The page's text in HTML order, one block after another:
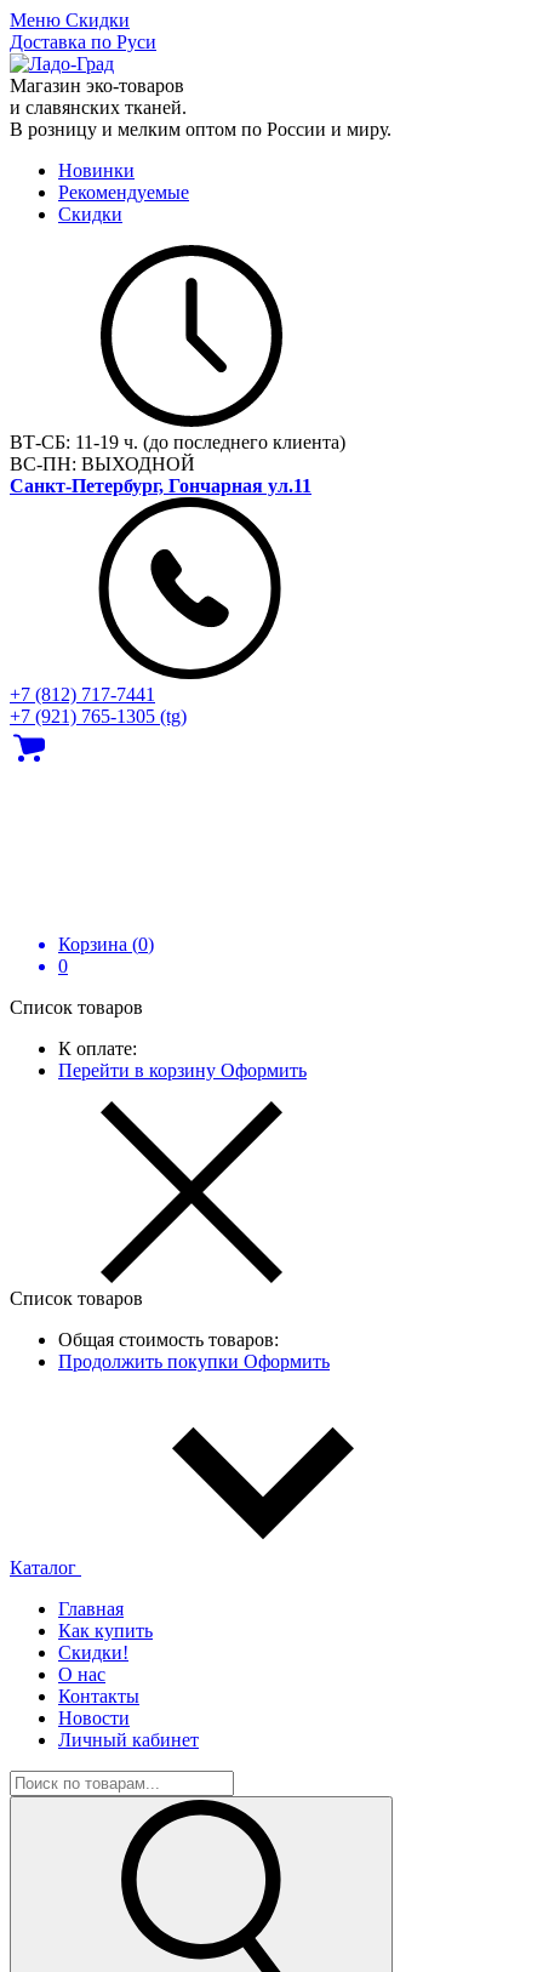
Меню Скидки
Доставка по Руси
Магазин эко-товаров
и славянских тканей.
В розницу и мелким оптом по России и миру.
Новинки
Рекомендуемые
Скидки
ВТ-СБ: 11-19 ч. (до последнего клиента)
ВС-ПН: ВЫХОДНОЙ
Санкт-Петербург, Гончарная ул.11
+7 (812) 717‑7441
+7 (921) 765-1305 (tg)
Корзина (0)
0
Список товаров
К оплате:
Перейти в корзину Оформить
Список товаров
Общая стоимость товаров:
Продолжить покупки Оформить
Каталог
Главная
Как купить
Скидки!
О нас
Контакты
Новости
Личный кабинет